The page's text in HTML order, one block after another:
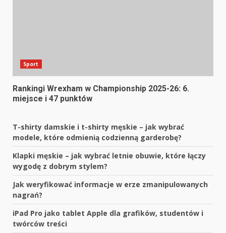
Sport
Rankingi Wrexham w Championship 2025-26: 6.
miejsce i 47 punktów
T-shirty damskie i t-shirty męskie – jak wybrać
modele, które odmienią codzienną garderobę?
Klapki męskie – jak wybrać letnie obuwie, które łączy
wygodę z dobrym stylem?
Jak weryfikować informacje w erze zmanipulowanych
nagrań?
iPad Pro jako tablet Apple dla grafików, studentów i
twórców treści